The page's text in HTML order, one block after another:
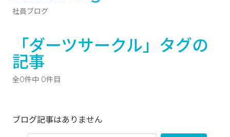
社員ブログ
「ダーツサークル」タグの
記事
全0件中 0件目
ブログ記事はありません